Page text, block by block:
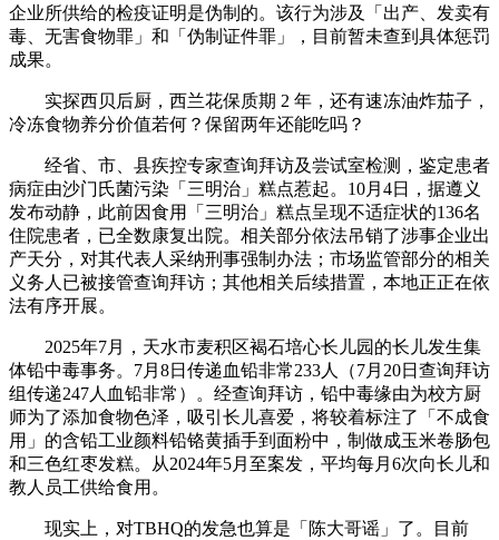
企业所供给的检疫证明是伪制的。该行为涉及「出产、发卖有
毒、无害食物罪」和「伪制证件罪」，目前暂未查到具体惩罚
成果。
实探西贝后厨，西兰花保质期 2 年，还有速冻油炸茄子，
冷冻食物养分价值若何？保留两年还能吃吗？
经省、市、县疾控专家查询拜访及尝试室检测，鉴定患者
病症由沙门氏菌污染「三明治」糕点惹起。10月4日，据遵义
发布动静，此前因食用「三明治」糕点呈现不适症状的136名
住院患者，已全数康复出院。相关部分依法吊销了涉事企业出
产天分，对其代表人采纳刑事强制办法；市场监管部分的相关
义务人已被接管查询拜访；其他相关后续措置，本地正正在依
法有序开展。
2025年7月，天水市麦积区褐石培心长儿园的长儿发生集
体铅中毒事务。7月8日传递血铅非常233人（7月20日查询拜访
组传递247人血铅非常）。经查询拜访，铅中毒缘由为校方厨
师为了添加食物色泽，吸引长儿喜爱，将较着标注了「不成食
用」的含铅工业颜料铅铬黄插手到面粉中，制做成玉米卷肠包
和三色红枣发糕。从2024年5月至案发，平均每月6次向长儿和
教人员工供给食用。
现实上，对TBHQ的发急也算是「陈大哥谣」了。目前